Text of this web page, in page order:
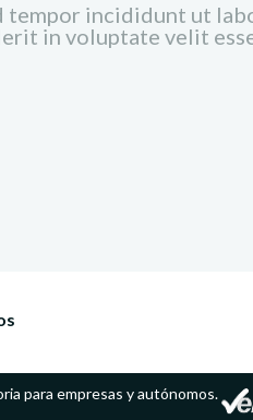
incididunt ut
in voluptate velit
para empresas y autónomos.